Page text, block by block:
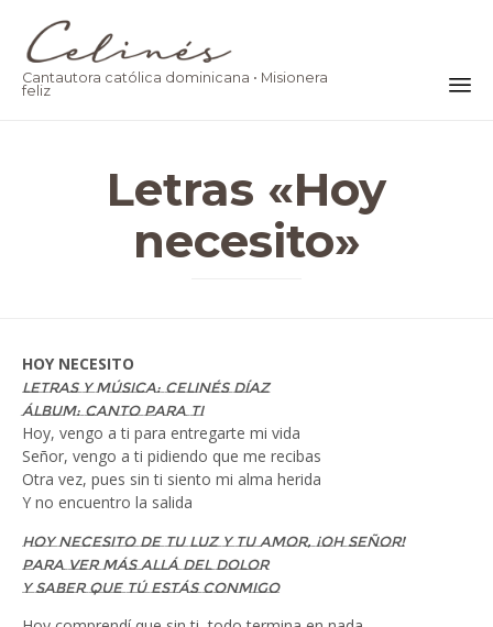
Cantautora católica dominicana • Misionera
feliz
Letras «Hoy
necesito»
HOY NECESITO
Letras y música: Celinés Díaz
Álbum: Canto Para Ti
Hoy, vengo a ti para entregarte mi vida
Señor, vengo a ti pidiendo que me recibas
Otra vez, pues sin ti siento mi alma herida
Y no encuentro la salida
Hoy necesito de tu luz y tu amor, ¡oh señor!
Para ver más allá del dolor
Y saber que tú estás conmigo